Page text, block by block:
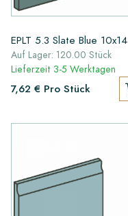
EPLT 5.3 Slate Blue 10x14
Auf Lager: 120.00 Stück
Lieferzeit 3-5 Werktagen
7,62 € Pro Stück